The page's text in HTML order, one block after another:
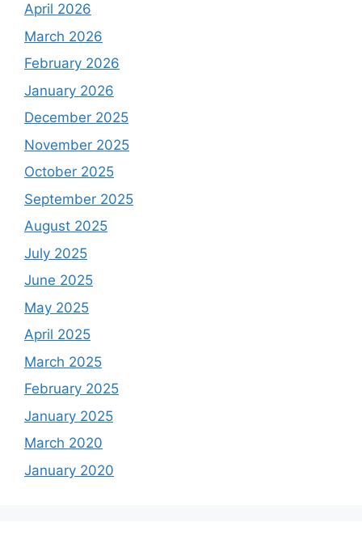
April 2026
March 2026
February 2026
January 2026
December 2025
November 2025
October 2025
September 2025
August 2025
July 2025
June 2025
May 2025
April 2025
March 2025
February 2025
January 2025
March 2020
January 2020